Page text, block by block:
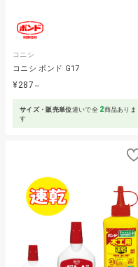
コニシ
コニシ ボンド G17
¥287 ～
サイズ・販売単位違いで全 2商品ありま
す